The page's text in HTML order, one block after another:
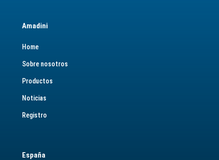
Amadini
Home
Sobre nosotros
Productos
Noticias
Registro
España